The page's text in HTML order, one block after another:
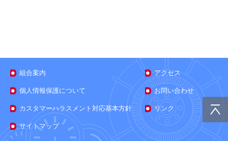
組合案内 アクセス
個人情報保護について お問い合わせ
カスタマーハラスメント対応基本方針 リンク
サイトマップ